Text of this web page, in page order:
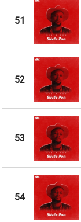
51
52
53
54